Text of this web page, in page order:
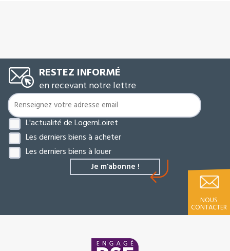
RESTEZ INFORMÉ
en recevant notre lettre
L'actualité de LogemLoiret
Les derniers biens à acheter
Les derniers biens à louer
NOUS
CONTACTER